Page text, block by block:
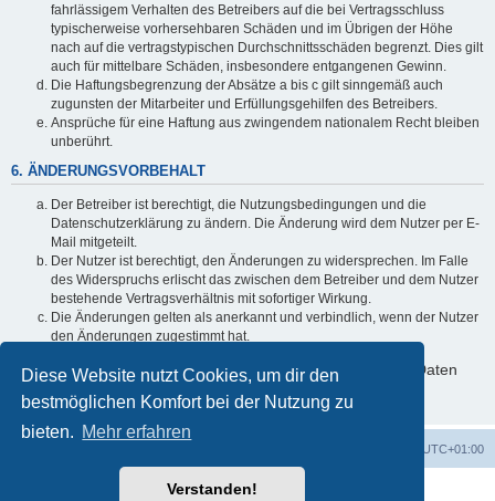
Diese Website nutzt Cookies, um dir den
bestmöglichen Komfort bei der Nutzung zu
bieten. Mehr erfahren
Verstanden!
fahrlässigem Verhalten des Betreibers auf die bei Vertragsschluss
typischerweise vorhersehbaren Schäden und im Übrigen der Höhe
nach auf die vertragstypischen Durchschnittsschäden begrenzt. Dies gilt
auch für mittelbare Schäden, insbesondere entgangenen Gewinn.
Die Haftungsbegrenzung der Absätze a bis c gilt sinngemäß auch
zugunsten der Mitarbeiter und Erfüllungsgehilfen des Betreibers.
Ansprüche für eine Haftung aus zwingendem nationalem Recht bleiben
unberührt.
6. ÄNDERUNGSVORBEHALT
Der Betreiber ist berechtigt, die Nutzungsbedingungen und die
Datenschutzerklärung zu ändern. Die Änderung wird dem Nutzer per E-
Mail mitgeteilt.
Der Nutzer ist berechtigt, den Änderungen zu widersprechen. Im Falle
des Widerspruchs erlischt das zwischen dem Betreiber und dem Nutzer
bestehende Vertragsverhältnis mit sofortiger Wirkung.
Die Änderungen gelten als anerkannt und verbindlich, wenn der Nutzer
den Änderungen zugestimmt hat.
Informationen über den Umgang mit deinen persönlichen Daten
sind in der Datenschutzerklärung enthalten.
UTC+01:00
Powered byphpBB® Forum Software © phpBB Limited